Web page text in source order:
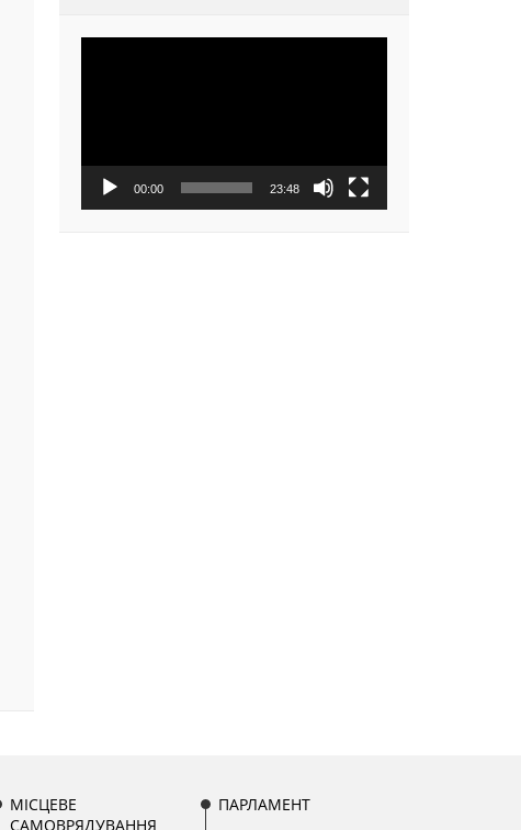
00:00 23:48
МІСЦЕВЕ
САМОВРЯДУВАННЯ
ПАРЛАМЕНТ